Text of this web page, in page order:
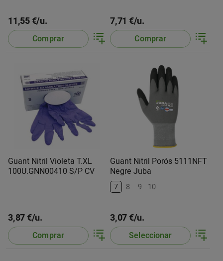
11,55 €/u.
Comprar
7,71 €/u.
Comprar
Guant Nitril Violeta T.XL
100U.GNN00410 S/P CV
3,87 €/u.
Comprar
Guant Nitril Porós 5111NFT
Negre Juba
7 8 9 10
3,07 €/u.
Seleccionar